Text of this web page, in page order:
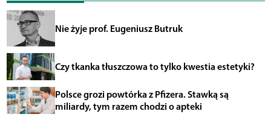
Nie żyje prof. Eugeniusz Butruk
Czy tkanka tłuszczowa to tylko kwestia estetyki?
Polsce grozi powtórka z Pfizera. Stawką są
miliardy, tym razem chodzi o apteki